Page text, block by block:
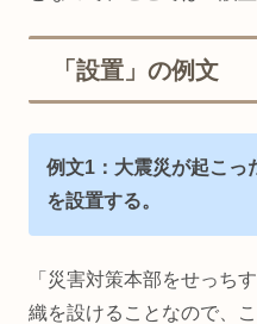
「設置」の例文
例文1：大震災が起こっ
を設置する。
「災害対策本部をせっち
織を設けることなので、